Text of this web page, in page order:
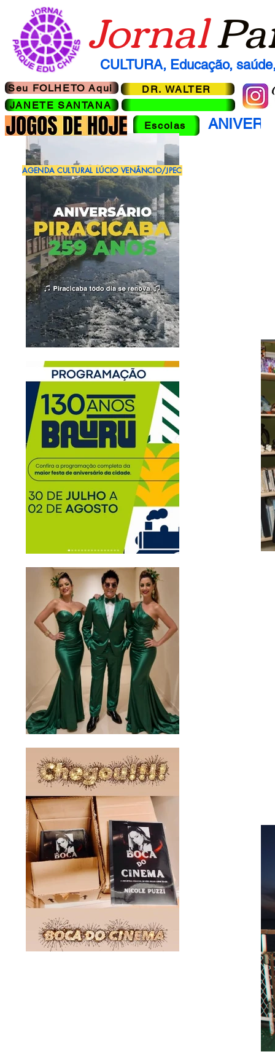
Jornal
CULTURA, Educação,
Seu FOLHETO Aqui
Escolas
AGENDA CULTURAL LÚCIO VENÂNCIO/JPEC
JANETE SANTANA
DR. WALTER